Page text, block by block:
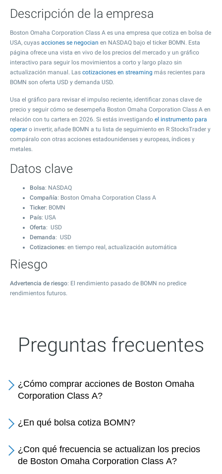
Descripción de la empresa
Boston Omaha Corporation Class A es una empresa que cotiza en bolsa de
USA, cuyas acciones se negocian en NASDAQ bajo el ticker BOMN. Esta
página ofrece una vista en vivo de los precios del mercado y un gráfico
interactivo para seguir los movimientos a corto y largo plazo sin
actualización manual. Las cotizaciones en streaming más recientes para
BOMN son oferta USD y demanda USD.
Usa el gráfico para revisar el impulso reciente, identificar zonas clave de
precio y seguir cómo se desempeña Boston Omaha Corporation Class A en
relación con tu cartera en 2026. Si estás investigando el instrumento para
operar o invertir, añade BOMN a tu lista de seguimiento en R StocksTrader y
compáralo con otras acciones estadounidenses y europeas, índices y
metales.
Datos clave
Bolsa: NASDAQ
Compañía: Boston Omaha Corporation Class A
Ticker: BOMN
País: USA
Oferta: USD
Demanda: USD
Cotizaciones: en tiempo real, actualización automática
Riesgo
Advertencia de riesgo: El rendimiento pasado de BOMN no predice
rendimientos futuros.
Preguntas frecuentes
¿Cómo comprar acciones de Boston Omaha
Corporation Class A?
¿En qué bolsa cotiza BOMN?
¿Con qué frecuencia se actualizan los precios
de Boston Omaha Corporation Class A?